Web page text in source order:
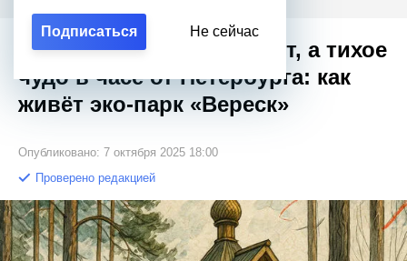
Подписаться Не сейчас
Не туристический объект, а тихое
чудо в часе от Петербурга: как
живёт эко-парк «Вереск»
Опубликовано: 7 октября 2025 18:00
Проверено редакцией